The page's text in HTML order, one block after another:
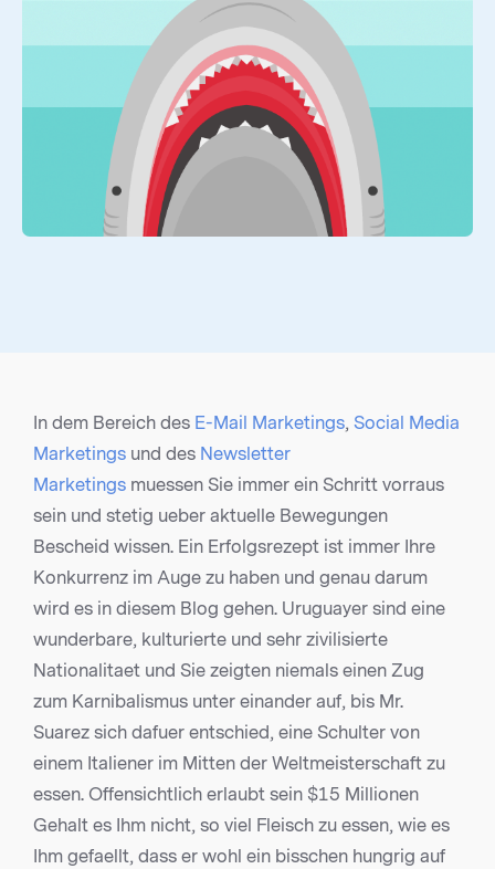
In dem Bereich des E-Mail Marketings, Social Media
Marketings und des Newsletter
Marketings muessen Sie immer ein Schritt vorraus
sein und stetig ueber aktuelle Bewegungen
Bescheid wissen. Ein Erfolgsrezept ist immer Ihre
Konkurrenz im Auge zu haben und genau darum
wird es in diesem Blog gehen. Uruguayer sind eine
wunderbare, kulturierte und sehr zivilisierte
Nationalitaet und Sie zeigten niemals einen Zug
zum Karnibalismus unter einander auf, bis Mr.
Suarez sich dafuer entschied, eine Schulter von
einem Italiener im Mitten der Weltmeisterschaft zu
essen. Offensichtlich erlaubt sein $15 Millionen
Gehalt es Ihm nicht, so viel Fleisch zu essen, wie es
Ihm gefaellt, dass er wohl ein bisschen hungrig auf